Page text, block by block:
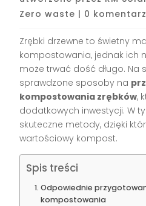
Zero waste | 0
Zrębki drzewne to świetny
kompostowania, jednak ich
może trwać dość długo. Na
sprawdzone sposoby na
kompostowania zrębków,
dodatkowych inwestycji. W
skuteczne metody, dzięki
wartościowy kompost.
Spis treści
Odpowiednie
kompostowania